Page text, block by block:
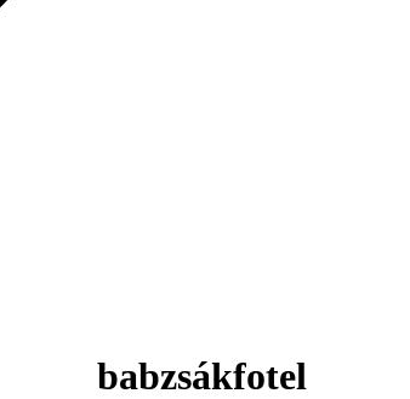
babzsákfotel